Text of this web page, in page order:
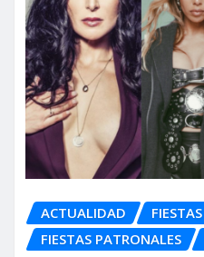
ACTUALIDAD
FIESTAS
FIESTAS PATRONALES